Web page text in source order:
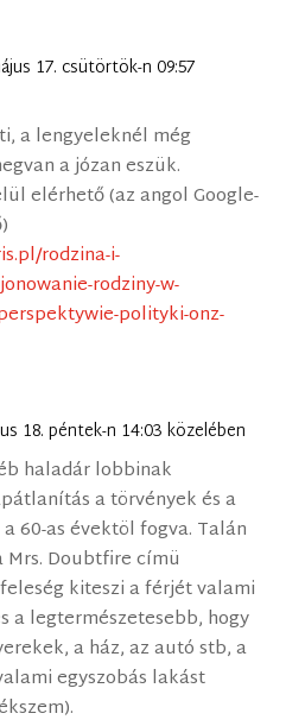
17. csütörtök-n 09:57
a lengyeleknél még
a józan eszük.
elérhető (az angol Google-
rodzina-i-
rodziny-w-
polityki-onz-
18. péntek-n 14:03 közelében
haladár lobbinak
a törvények és a
60-as évektöl fogva. Talán
Doubtfire címü
kiteszi a férjét valami
a legtermészetesebb, hogy
a ház, az autó stb, a
egyszobás lakást